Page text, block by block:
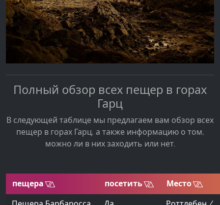
Полный обзор всех пещер в горах
Гарц
В следующей таблице мы предлагаем вам обзор всех
пещер в горах Гарц, а также информацию о том,
можно ли в них заходить или нет.
пещера
Sort ascending by
пещера посетить
Sort ascending by
посетить Место
Sort
Место